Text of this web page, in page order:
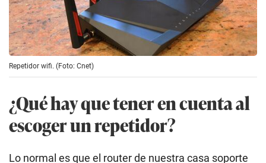
Repetidor wifi. (Foto: Cnet)
¿Qué hay que tener en cuenta al
escoger un repetidor?
Lo normal es que el router de nuestra casa soporte